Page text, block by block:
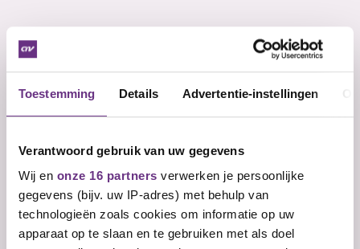
Toestemming Details Advertentie-instellingen
Verantwoord gebruik van uw gegevens
Wij en onze 16 partners verwerken je persoonlijke
gegevens (bijv. uw IP-adres) met behulp van
technologieën zoals cookies om informatie op uw
apparaat op te slaan en te gebruiken met als doel
Veelgestelde vragen
Wat is een cao?
Wie sluit een cao af?
Wat zijn arbeidsvoorwaarden?
Wat zijn primaire
arbeidsvoorwaarden?
Wat zijn secundaire
arbeidsvoorwaarden?